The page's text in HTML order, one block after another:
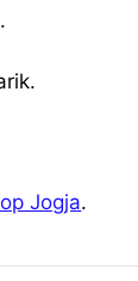
Jogja.